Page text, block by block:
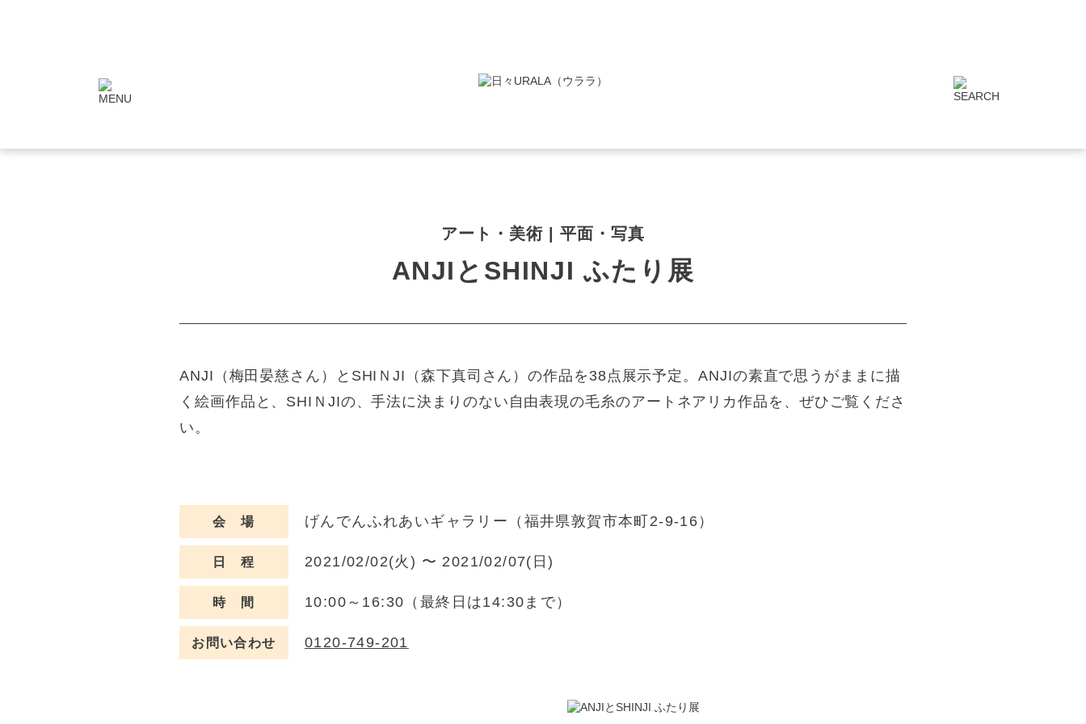
アート・美術 | 平面・写真
ANJIとSHINJI ふたり展
ANJI（梅田晏慈さん）とSHIＮJI（森下真司さん）の作品を38点展示予定。ANJIの素直で思うがままに描
く絵画作品と、SHIＮJIの、手法に決まりのない自由表現の毛糸のアートネアリカ作品を、ぜひご覧くださ
い。
会 場 げんでんふれあいギャラリー（福井県敦賀市本町2-9-16）
日 程 2021/02/02(火) 〜 2021/02/07(日)
時 間 10:00～16:30（最終日は14:30まで）
お問い合わせ 0120-749-201